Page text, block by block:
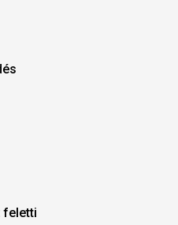
feletti